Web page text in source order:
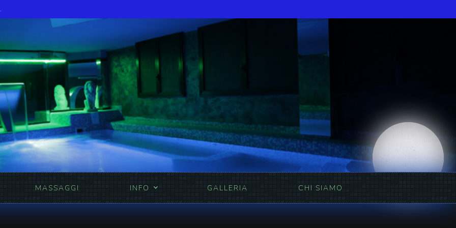
MASSAGGI INFO GALLERIA CHI SIAMO